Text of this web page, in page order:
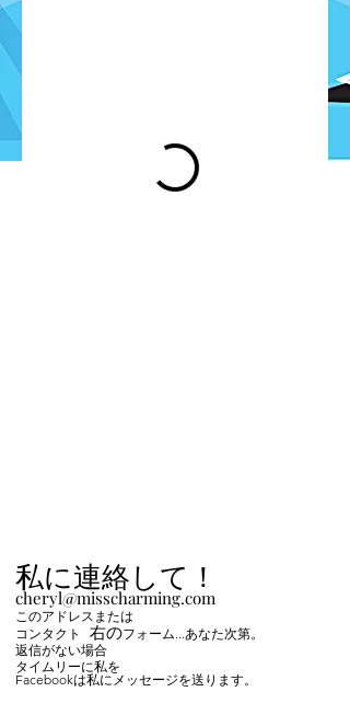
私に連絡して！
cheryl@misscharming.com
このアドレスまたは
コンタクト
右のフォーム...あなた次第。
返信がない場合
タイムリーに私を
Facebookは私にメッセージを送ります。